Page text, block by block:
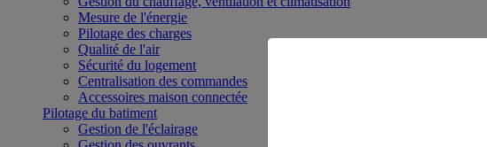
Mesure de l'énergie
Pilotage des charges
Qualité de l'air
Sécurité du logement
Centralisation des commandes
Accessoires maison connectée
Pilotage du batiment
Gestion de l'éclairage